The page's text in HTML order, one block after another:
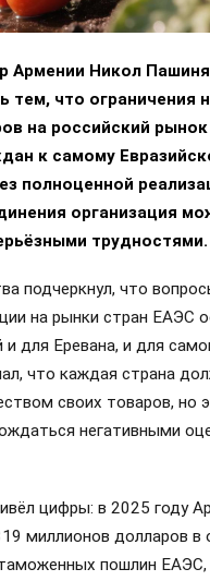
Армении Никол
тем, что ограничения
на российский
к самому
полноценной
организация
трудностями.
подчеркнул, что
на рынки стран ЕАЭС
для Еревана, и для
что каждая страна
своих товаров, но
негативными
цифры: в 2025 году
миллионов долларов в
пошлин ЕАЭС,